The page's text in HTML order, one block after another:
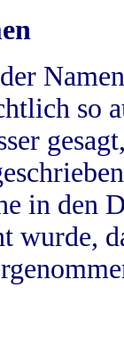
so
in
wurde,